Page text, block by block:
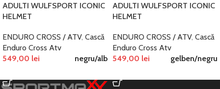
ADULTI WULFSPORT ICONIC
HELMET
ENDURO CROSS / ATV, Cască
Enduro Cross Atv
549,00 lei negru/alb
ADULTI WULFSPORT ICONIC
HELMET
ENDURO CROSS / ATV, Cască
Enduro Cross Atv
549,00 lei gelben/negru